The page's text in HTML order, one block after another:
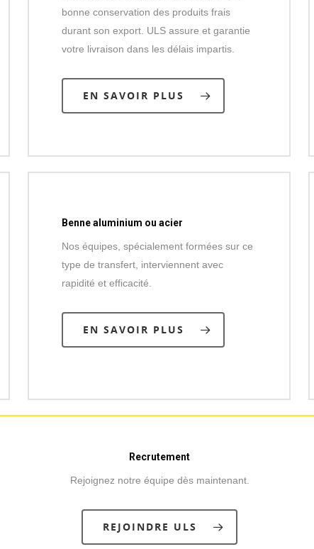
bonne conservation des produits frais
durant son export. ULS assure et garantie
votre livraison dans les délais impartis.
EN SAVOIR PLUS
Benne aluminium ou acier
Nos équipes, spécialement formées sur ce
type de transfert, interviennent avec
rapidité et efficacité.
EN SAVOIR PLUS
Recrutement
Rejoignez notre équipe dès maintenant.
REJOINDRE ULS